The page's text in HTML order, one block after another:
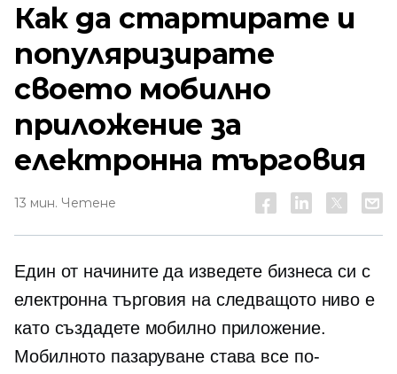
Как да стартирате и
популяризирате
своето мобилно
приложение за
електронна търговия
13 мин. Четене
Един от начините да изведете бизнеса си с
електронна търговия на следващото ниво е
като създадете мобилно приложение.
Мобилното пазаруване става все по-